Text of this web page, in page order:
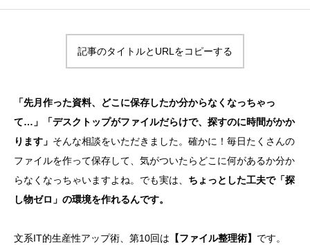
記事のタイトルとURLをコピーする
「先月作った資料、どこに保存したか分からなくなっちゃっ
て…」「デスクトップがファイルだらけで、探すのに時間がかか
ります」 そんな相談をいただきました。確かに！毎日たくさんの
ファイルを作って保存して、気がついたらどこに何があるか分か
らなくなっちゃいますよね。でも実は、 ちょっとした工夫で「探
し物ゼロ」の環境を作れるんです。
文系IT的生産性アップ術、第10回は 【ファイル整理術】 です。